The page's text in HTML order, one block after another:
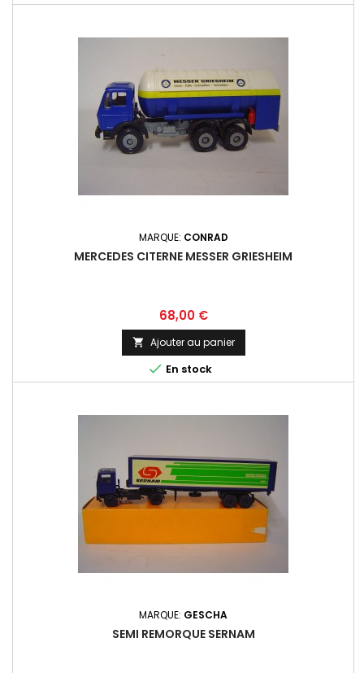
MARQUE: CONRAD
MERCEDES CITERNE MESSER GRIESHEIM
Prix
68,00 €
 Ajouter au panier
 En stock
MARQUE: GESCHA
SEMI REMORQUE SERNAM